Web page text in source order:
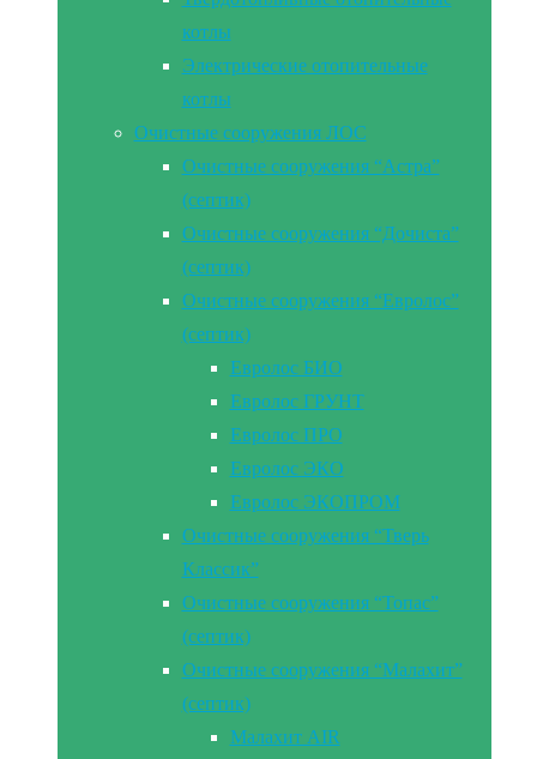
котлы
Электрические отопительные
котлы
Очистные сооружения ЛОС
Очистные сооружения “Астра”
(септик)
Очистные сооружения “Дочиста”
(септик)
Очистные сооружения “Евролос”
(септик)
Евролос БИО
Евролос ГРУНТ
Евролос ПРО
Евролос ЭКО
Евролос ЭКОПРОМ
Очистные сооружения “Тверь
Классик”
Очистные сооружения “Топас”
(септик)
Очистные сооружения “Малахит”
(септик)
Малахит AIR